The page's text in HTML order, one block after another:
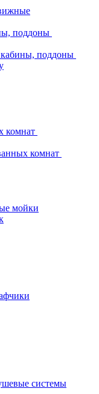
поддоны
поддоны
комнат
комнат
мойки
системы